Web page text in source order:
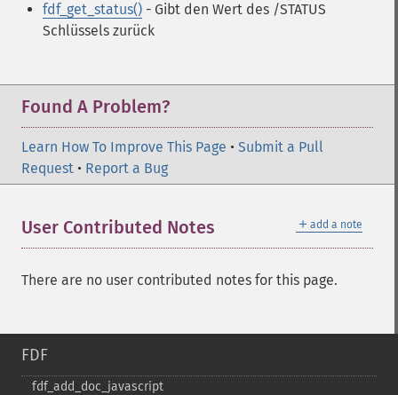
fdf_get_status() - Gibt den Wert des /STATUS
Schlüssels zurück
Found A Problem?
Learn How To Improve This Page • Submit a Pull
Request • Report a Bug
＋ add a note
User Contributed Notes
There are no user contributed notes for this page.
FDF
fdf_​add_​doc_​javascript